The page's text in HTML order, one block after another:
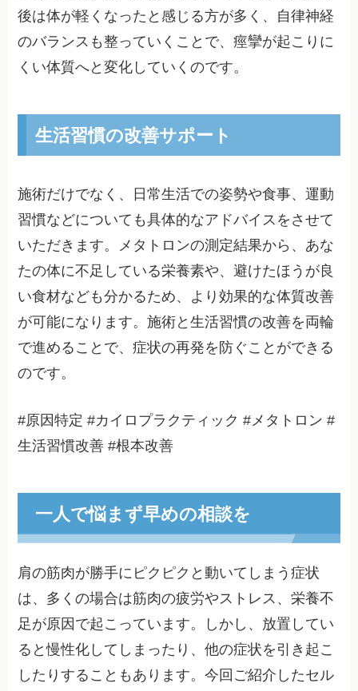
後は体が軽くなったと感じる方が多く、自律神経
のバランスも整っていくことで、痙攣が起こりに
くい体質へと変化していくのです。
生活習慣の改善サポート
施術だけでなく、日常生活での姿勢や食事、運動
習慣などについても具体的なアドバイスをさせて
いただきます。メタトロンの測定結果から、あな
たの体に不足している栄養素や、避けたほうが良
い食材なども分かるため、より効果的な体質改善
が可能になります。施術と生活習慣の改善を両輪
で進めることで、症状の再発を防ぐことができる
のです。
#原因特定 #カイロプラクティック #メタトロン #
生活習慣改善 #根本改善
一人で悩まず早めの相談を
肩の筋肉が勝手にピクピクと動いてしまう症状
は、多くの場合は筋肉の疲労やストレス、栄養不
足が原因で起こっています。しかし、放置してい
ると慢性化してしまったり、他の症状を引き起こ
したりすることもあります。今回ご紹介したセル